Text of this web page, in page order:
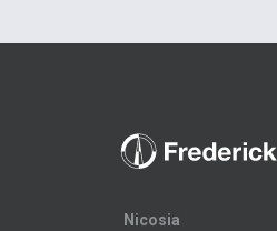
Nicosia